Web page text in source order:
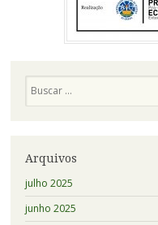
Arquivos
julho 2025
junho 2025